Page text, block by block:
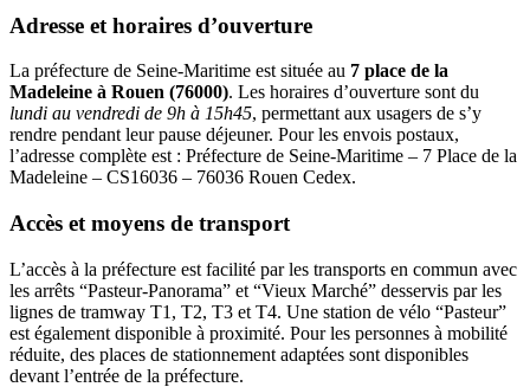
Adresse et horaires d’ouverture
La préfecture de Seine-Maritime est située au 7 place de la
Madeleine à Rouen (76000). Les horaires d’ouverture sont du
lundi au vendredi de 9h à 15h45, permettant aux usagers de s’y
rendre pendant leur pause déjeuner. Pour les envois postaux,
l’adresse complète est : Préfecture de Seine-Maritime – 7 Place de la
Madeleine – CS16036 – 76036 Rouen Cedex.
Accès et moyens de transport
L’accès à la préfecture est facilité par les transports en commun avec
les arrêts “Pasteur-Panorama” et “Vieux Marché” desservis par les
lignes de tramway T1, T2, T3 et T4. Une station de vélo “Pasteur”
est également disponible à proximité. Pour les personnes à mobilité
réduite, des places de stationnement adaptées sont disponibles
devant l’entrée de la préfecture.